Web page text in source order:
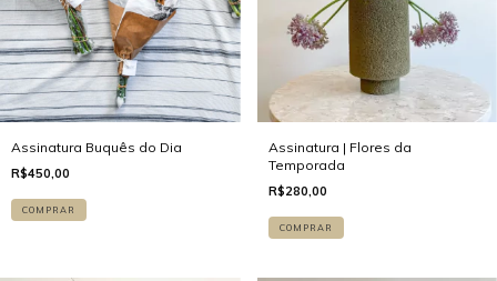
Assinatura Buquês do Dia
R$450,00
COMPRAR
Assinatura | Flores da
Temporada
R$280,00
COMPRAR